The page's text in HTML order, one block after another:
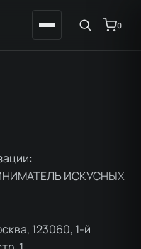
0
ИСКУСНЫХ
123060, 1-й